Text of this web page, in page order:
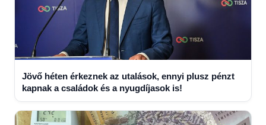
Jövő héten érkeznek az utalások, ennyi plusz pénzt
kapnak a családok és a nyugdíjasok is!